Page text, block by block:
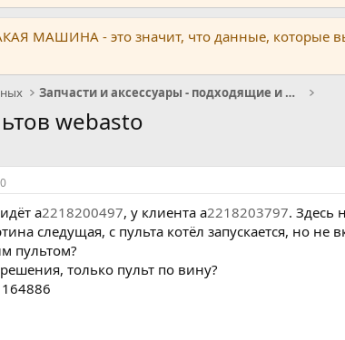
МАШИНА - это значит, что данные, которые
Запчасти и аксессуары - подходящие и не очень
webasto
a2218200497, у клиента a2218203797. Здесь
следущая, с пульта котёл запускается, но
пультом?
только пульт по вину?